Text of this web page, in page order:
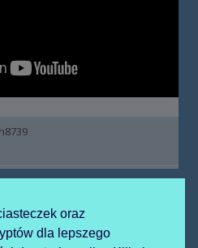
artykół:
zakończenie roku
oraz
dla lepszego